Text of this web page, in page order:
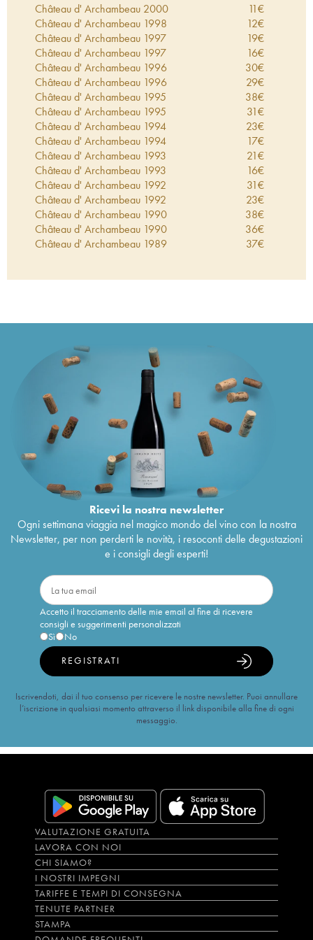
Château d' Archambeau 2000 11€
Château d' Archambeau 1998 12€
Château d' Archambeau 1997 19€
Château d' Archambeau 1997 16€
Château d' Archambeau 1996 30€
Château d' Archambeau 1996 29€
Château d' Archambeau 1995 38€
Château d' Archambeau 1995 31€
Château d' Archambeau 1994 23€
Château d' Archambeau 1994 17€
Château d' Archambeau 1993 21€
Château d' Archambeau 1993 16€
Château d' Archambeau 1992 31€
Château d' Archambeau 1992 23€
Château d' Archambeau 1990 38€
Château d' Archambeau 1990 36€
Château d' Archambeau 1989 37€
Château d' Archambeau
1986
Château d' Archambeau
1985
1985 26
Château d' Archambeau
1984 49€
Château d' Archambeau
1984 49
Château d' Archambeau
1983 33
Château d' Archambeau
1983 30
Château d' Archambeau1982
Château d' Archambeau1982
Château d' Archambeau1981
Château d' Archambeau1981
Château d' Archambeau1980
Château d' Archambeau 1980 33 €
Château d' Archambeau 1979 34€
Château d' Archambeau1979
Château d' Archambeau
Ricevi la nostra newsletter
Ogni settimana viaggia nel magico mondo del vino con la nostra
Newsletter, per non perderti le novità, i resoconti delle degustazioni
e i consigli degli esperti!
Accetto il tracciamento delle mie email al fine di ricevere
consigli e suggerimenti personalizzati
Sì
No
REGISTRATI
Iscrivendoti, dai il tuo consenso per ricevere le nostre newsletter. Puoi annullare
l’iscrizione in qualsiasi momento attraverso il link disponibile alla fine di ogni
messaggio.
VALUTAZIONE GRATUITA
LAVORA CON NOI
CHI SIAMO?
I NOSTRI IMPEGNI
TARIFFE E TEMPI DI CONSEGNA
TENUTE PARTNER
STAMPA